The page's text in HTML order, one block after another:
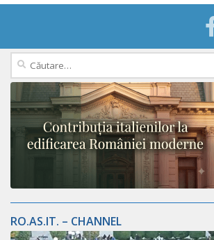
Caută
după:
RO.AS.IT. – CHANNEL